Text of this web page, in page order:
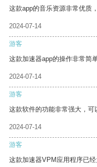
这款app的音乐资源非常优质
2024-07-14
游客
这款加速器app的操作非常简
2024-07-14
游客
这款软件的功能非常强大，可
2024-07-14
游客
这款加速器VPM应用程序已